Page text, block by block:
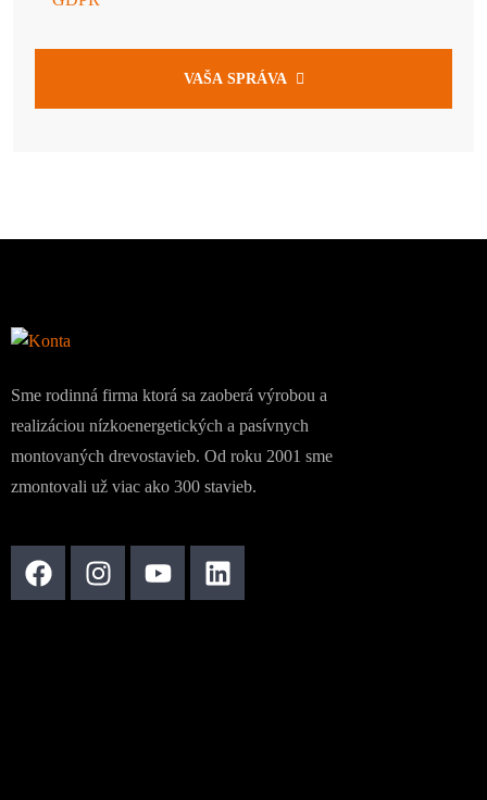
VAŠA SPRÁVA
Sme rodinná firma ktorá sa zaoberá výrobou a
realizáciou nízkoenergetických a pasívnych
montovaných drevostavieb. Od roku 2001 sme
zmontovali už viac ako 300 stavieb.